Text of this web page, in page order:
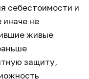
себестоимости и
иначе не
живые
защиту,